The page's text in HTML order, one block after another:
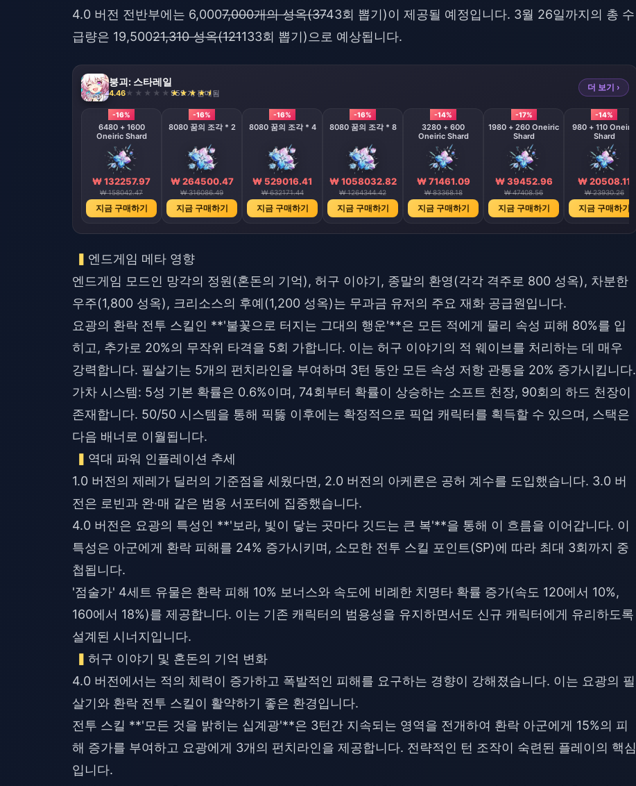
4.0 버전 전반부에는 6,0007,000개의 성옥(3743회 뽑기)이 제공될 예정입니다. 3월 26일까지의 총 수
급량은 19,50021,310 성옥(121133회 뽑기)으로 예상됩니다.
붕괴: 스타레일
4.46 959 개 판매됨
더 보기 ›
-16%
6480 + 1600
Oneiric Shard
₩ 132257.97
₩ 158042.47
지금 구매하기
-16%
8080 꿈의 조각 * 2
₩ 264500.47
₩ 316086.49
지금 구매하기
-16%
8080 꿈의 조각 * 4
₩ 529016.41
₩ 632171.44
지금 구매하기
-16%
8080 꿈의 조각 * 8
₩ 1058032.82
₩ 1264344.42
지금 구매하기
-14%
3280 + 600
Oneiric Shard
₩ 71461.09
₩ 83368.18
지금 구매하기
-17%
1980 + 260 Oneiric
Shard
₩ 39452.96
₩ 47408.56
지금 구매하기
-14%
980 + 110 Oneiric
Shard
₩ 20508.11
₩ 23930.26
지금 구매하기
엔드게임 메타 영향
엔드게임 모드인 망각의 정원(혼돈의 기억), 허구 이야기, 종말의 환영(각각 격주로 800 성옥), 차분한
우주(1,800 성옥), 크리소스의 후예(1,200 성옥)는 무과금 유저의 주요 재화 공급원입니다.
요광의 환락 전투 스킬인 **'불꽃으로 터지는 그대의 행운'**은 모든 적에게 물리 속성 피해 80%를 입
히고, 추가로 20%의 무작위 타격을 5회 가합니다. 이는 허구 이야기의 적 웨이브를 처리하는 데 매우
강력합니다. 필살기는 5개의 펀치라인을 부여하며 3턴 동안 모든 속성 저항 관통을 20% 증가시킵니다.
가차 시스템: 5성 기본 확률은 0.6%이며, 74회부터 확률이 상승하는 소프트 천장, 90회의 하드 천장이
존재합니다. 50/50 시스템을 통해 픽뚫 이후에는 확정적으로 픽업 캐릭터를 획득할 수 있으며, 스택은
다음 배너로 이월됩니다.
역대 파워 인플레이션 추세
1.0 버전의 제레가 딜러의 기준점을 세웠다면, 2.0 버전의 아케론은 공허 계수를 도입했습니다. 3.0 버
전은 로빈과 완·매 같은 범용 서포터에 집중했습니다.
4.0 버전은 요광의 특성인 **'보라, 빛이 닿는 곳마다 깃드는 큰 복'**을 통해 이 흐름을 이어갑니다. 이
특성은 아군에게 환락 피해를 24% 증가시키며, 소모한 전투 스킬 포인트(SP)에 따라 최대 3회까지 중
첩됩니다.
'점술가' 4세트 유물은 환락 피해 10% 보너스와 속도에 비례한 치명타 확률 증가(속도 120에서 10%,
160에서 18%)를 제공합니다. 이는 기존 캐릭터의 범용성을 유지하면서도 신규 캐릭터에게 유리하도록
설계된 시너지입니다.
허구 이야기 및 혼돈의 기억 변화
4.0 버전에서는 적의 체력이 증가하고 폭발적인 피해를 요구하는 경향이 강해졌습니다. 이는 요광의 필
살기와 환락 전투 스킬이 활약하기 좋은 환경입니다.
전투 스킬 **'모든 것을 밝히는 십계광'**은 3턴간 지속되는 영역을 전개하여 환락 아군에게 15%의 피
해 증가를 부여하고 요광에게 3개의 펀치라인을 제공합니다. 전략적인 턴 조작이 숙련된 플레이의 핵심
입니다.